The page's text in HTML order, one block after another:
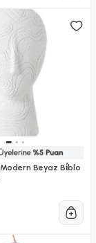
Modern Beyaz Bi̇blo